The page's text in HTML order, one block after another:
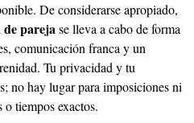
De considerarse apropiado,
parejase lleva a cabo de forma
comunicación franca y un
Tu privacidad y tu
no hay lugar para imposiciones ni
o tiempos exactos.